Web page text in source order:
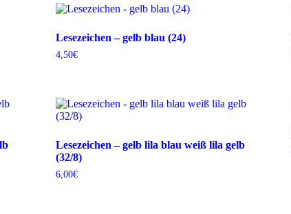
Lesezeichen – gelb blau (24)
4,50€
Lesezeichen – gelb lila blau weiß lila gelb
(32/8)
6,00€